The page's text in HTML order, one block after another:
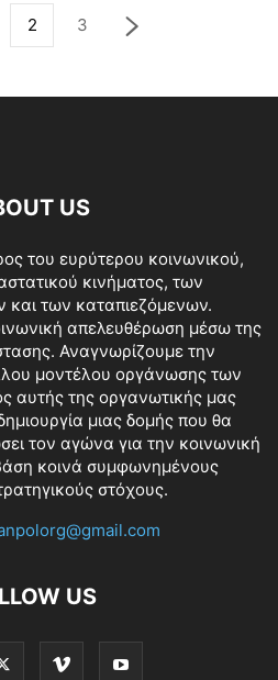
2 3
US
του ευρύτερου κοινωνικού,
κινήματος, των
και των καταπιεζόμενων.
απελευθέρωση μέσω της
Αναγνωρίζουμε την
μοντέλου οργάνωσης των
αυτής της οργανωτικής μας
μιας δομής που θα
τον αγώνα για την κοινωνική
κοινά συμφωνημένους
στόχους.
US